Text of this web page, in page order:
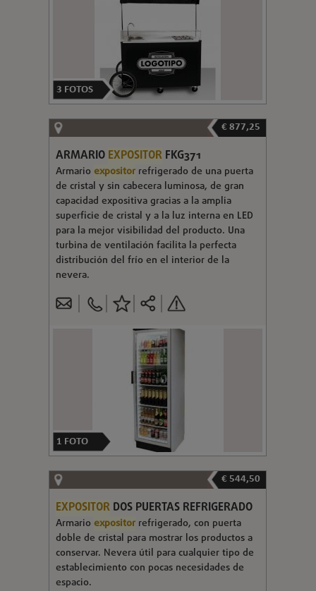
3 FOTOS
€ 877,25
ARMARIO EXPOSITORFKG371
Armarioexpositorrefrigerado de una puerta
de cristal y sin cabecera luminosa, de gran
capacidad expositiva gracias a la amplia
superficie de cristal y a la luz interna en LED
para la mejor visibilidad del producto. Una
turbina de ventilación facilita la perfecta
distribución del frío en el interior de la
nevera.
1 FOTO
€ 544,50
EXPOSITORDOS PUERTAS REFRIGERADO
Armarioexpositorrefrigerado, con puerta
doble de cristal para mostrar los productos a
conservar. Nevera útil para cualquier tipo de
establecimiento con pocas necesidades de
espacio.